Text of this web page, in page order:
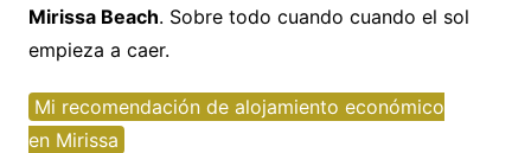
Mirissa Beach. Sobre todo cuando cuando el sol
empieza a caer.
Mi recomendación de alojamiento económico
en Mirissa